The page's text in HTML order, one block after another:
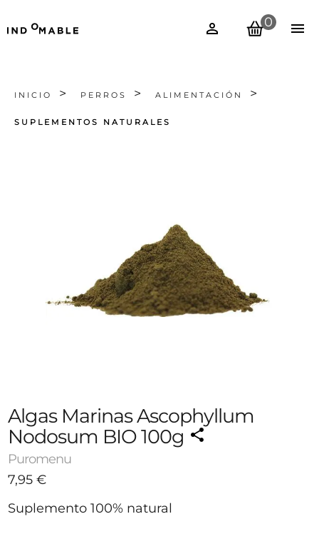
0
INICIO PERROS ALIMENTACIÓN
SUPLEMENTOS NATURALES
Algas Marinas Ascophyllum
Nodosum BIO 100g
Puromenu
7,95 €
Suplemento 100% natural